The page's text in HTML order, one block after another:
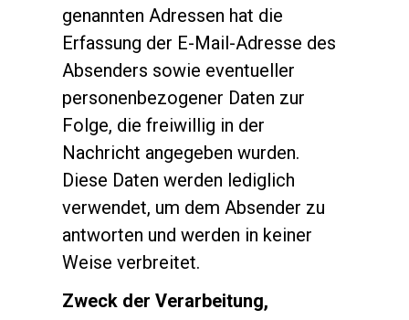
genannten Adressen hat die
Erfassung der E-Mail-Adresse des
Absenders sowie eventueller
personenbezogener Daten zur
Folge, die freiwillig in der
Nachricht angegeben wurden.
Diese Daten werden lediglich
verwendet, um dem Absender zu
antworten und werden in keiner
Weise verbreitet.
Zweck der Verarbeitung,
Alle